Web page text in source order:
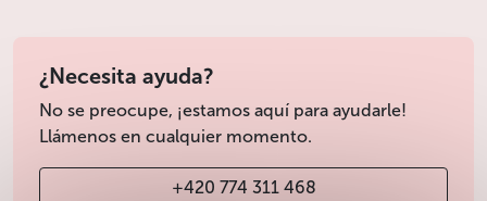
¿Necesita ayuda?
No se preocupe, ¡estamos aquí para ayudarle!
Llámenos en cualquier momento.
+420 774 311 468